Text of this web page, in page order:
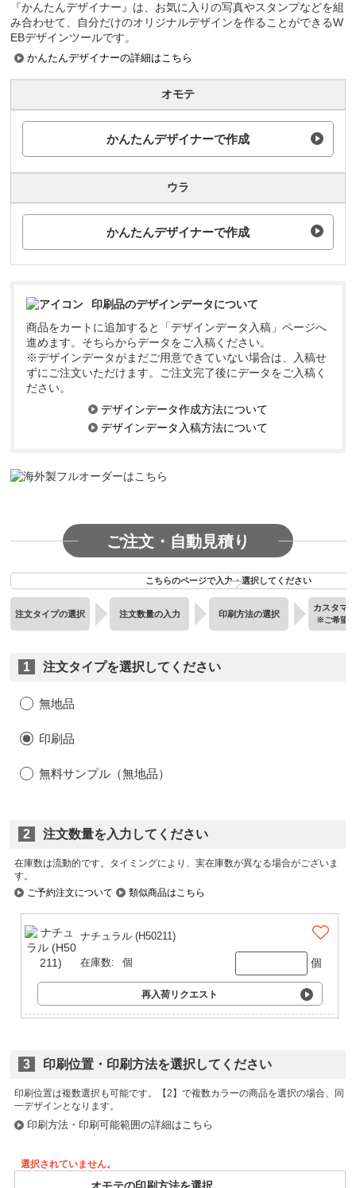
『かんたんデザイナー』は、お気に入りの写真やスタンプなどを組
み合わせて、自分だけのオリジナルデザインを作ることができるW
EBデザインツールです。
かんたんデザイナーの詳細はこちら
オモテ
かんたんデザイナーで作成
ウラ
かんたんデザイナーで作成
印刷品のデザインデータについて
商品をカートに追加すると「デザインデータ入稿」ページへ
進めます。そちらからデータをご入稿ください。
※デザインデータがまだご用意できていない場合は、入稿せ
ずにご注文いただけます。ご注文完了後にデータをご入稿く
ださい。
デザインデータ作成方法について
デザインデータ入稿方法について
ご注文・自動見積り
こちらのページで入力・選択してください
注文タイプの選択 注文数量の入力 印刷方法の選択
カスタマ
※ご希望
1 注文タイプを選択してください
無地品
印刷品
無料サンプル（無地品）
2 注文数量を入力してください
在庫数は流動的です。タイミングにより、実在庫数が異なる場合がございま
す。
ご予約注文について
類似商品はこちら
ナチュラル (H50211)
在庫数: 個 個
再入荷リクエスト
3 印刷位置・印刷方法を選択してください
印刷位置は複数選択も可能です。
印刷方法・印刷可能範囲の詳細はこちら
選択されていません。
オモテの印刷方法を選択